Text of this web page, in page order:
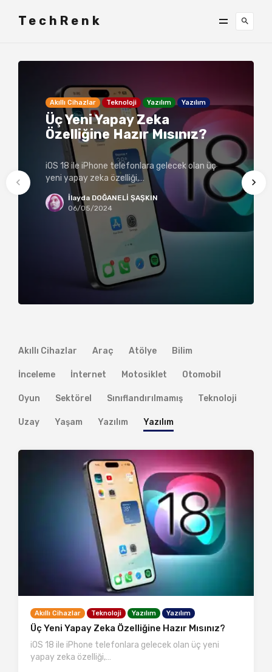
TechRenk
Akıllı Cihazlar Teknoloji Yazılım Yazılım
Üç Yeni Yapay Zeka
Özelliğine Hazır Mısınız?
iOS 18 ile iPhone telefonlara gelecek olan üç
yeni yapay zeka özelliği,…
İlayda DOĞANELİ ŞAŞKIN
06/05/2024
Akıllı Cihazlar Araç Atölye Bilim
İnceleme İnternet Motosiklet Otomobil
Oyun Sektörel Sınıflandırılmamış Teknoloji
Uzay Yaşam Yazılım Yazılım
Akıllı Cihazlar Teknoloji Yazılım Yazılım
Üç Yeni Yapay Zeka Özelliğine Hazır Mısınız?
iOS 18 ile iPhone telefonlara gelecek olan üç yeni
yapay zeka özelliği,…